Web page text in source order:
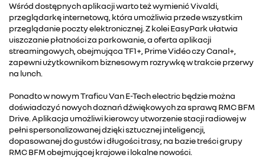
Wśród dostępnych aplikacji warto też wymienić Vivaldi,
przeglądarkę internetową, która umożliwia przede wszystkim
przeglądanie poczty elektronicznej. Z kolei EasyPark ułatwia
uiszczanie płatności za parkowanie, a oferta aplikacji
streamingowych, obejmująca TF1+, Prime Vidéo czy Canal+,
zapewni użytkownikom biznesowym rozrywkę w trakcie przerwy
na lunch.
Ponadto w nowym Traficu Van E-Tech electric będzie można
doświadczyć nowych doznań dźwiękowych za sprawą RMC BFM
Drive. Aplikacja umożliwi kierowcy utworzenie stacji radiowej w
pełni spersonalizowanej dzięki sztucznej inteligencji,
dopasowanej do gustów i długości trasy, na bazie treści grupy
RMC BFM obejmującej krajowe i lokalne nowości.